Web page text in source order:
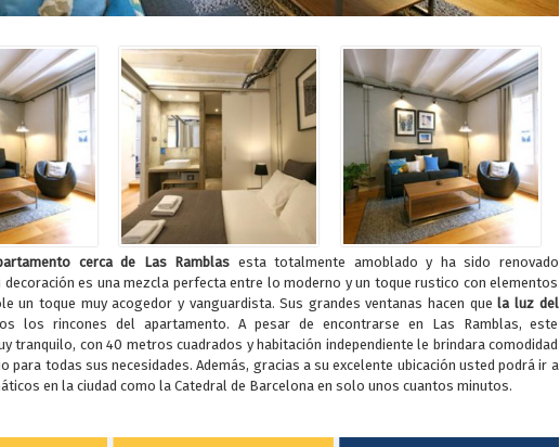
cerca de Las Ramblas esta totalmente amoblado y ha sido renovado
decoración es una mezcla perfecta entre lo moderno y un toque rustico con elementos
un toque muy acogedor y vanguardista. Sus grandes ventanas hacen que la luz del
los rincones del apartamento. A pesar de encontrarse en Las Ramblas, este
tranquilo, con 40 metros cuadrados y habitación independiente le brindara comodidad
para todas sus necesidades. Además, gracias a su excelente ubicación usted podrá ir a
en la ciudad como la Catedral de Barcelona en solo unos cuantos minutos.